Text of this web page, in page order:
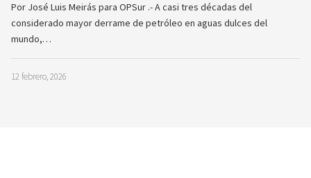
Por José Luis Meirás para OPSur .- A casi tres décadas del
considerado mayor derrame de petróleo en aguas dulces del
mundo,…
12 febrero, 2026